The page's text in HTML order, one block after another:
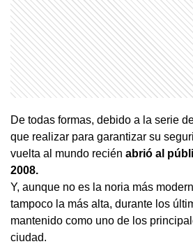
De todas formas, debido a la serie
que realizar para garantizar su
vuelta al mundo recién abrió al
2008.
Y, aunque no es la noria más
tampoco la más alta, durante los
mantenido como uno de los
ciudad.